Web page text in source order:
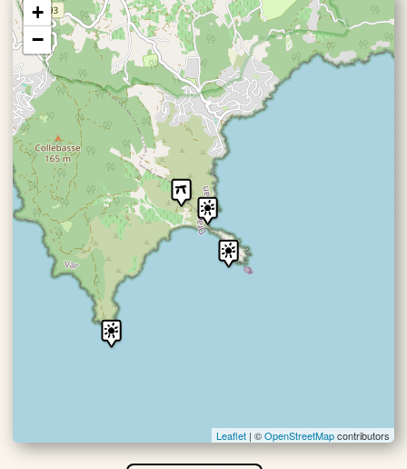
+
−
Leaflet | ©OpenStreetMapcontributors